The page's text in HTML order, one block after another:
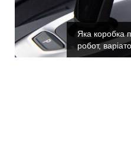
Яка коробка
робот,